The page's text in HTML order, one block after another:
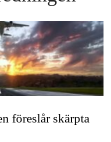
föreslår skärpta